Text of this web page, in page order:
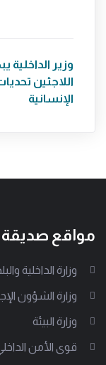
وزير
اللاجئين
الإنسانية
مواقع صديقة
وزارة الداخلية
وزارة الشؤون
وزارة البيئة
قوى الأمن